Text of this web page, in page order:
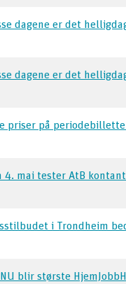
dagene er det
dagene er det
priser på
4. mai tester AtB
i Trondheim
blir største